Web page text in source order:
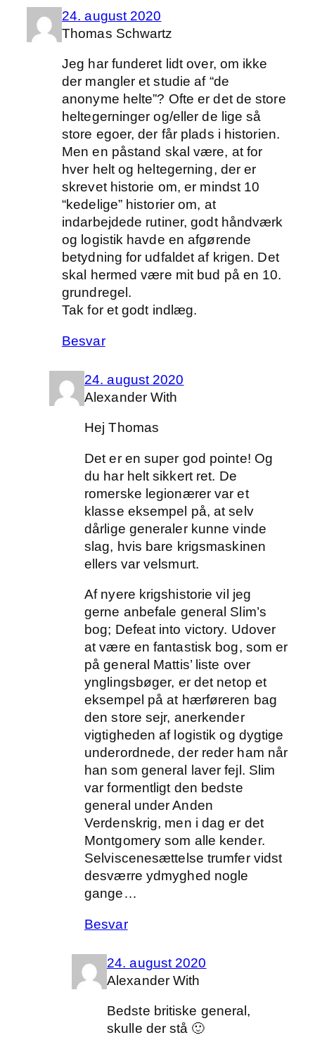
24. august 2020
Thomas Schwartz
Jeg har funderet lidt over, om ikke
der mangler et studie af “de
anonyme helte”? Ofte er det de store
heltegerninger og/eller de lige så
store egoer, der får plads i historien.
Men en påstand skal være, at for
hver helt og heltegerning, der er
skrevet historie om, er mindst 10
“kedelige” historier om, at
indarbejdede rutiner, godt håndværk
og logistik havde en afgørende
betydning for udfaldet af krigen. Det
skal hermed være mit bud på en 10.
grundregel.
Tak for et godt indlæg.
Besvar
24. august 2020
Alexander With
Hej Thomas
Det er en super god pointe! Og
du har helt sikkert ret. De
romerske legionærer var et
klasse eksempel på, at selv
dårlige generaler kunne vinde
slag, hvis bare krigsmaskinen
ellers var velsmurt.
Af nyere krigshistorie vil jeg
gerne anbefale general Slim’s
bog; Defeat into victory. Udover
at være en fantastisk bog, som er
på general Mattis’ liste over
ynglingsbøger, er det netop et
eksempel på at hærføreren bag
den store sejr, anerkender
vigtigheden af logistik og dygtige
underordnede, der reder ham når
han som general laver fejl. Slim
var formentligt den bedste
general under Anden
Verdenskrig, men i dag er det
Montgomery som alle kender.
Selviscenesættelse trumfer vidst
desværre ydmyghed nogle
gange…
Besvar
24. august 2020
Alexander With
Bedste britiske general,
skulle der stå 🙂